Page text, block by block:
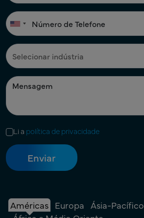
Li a política de privacidade
Américas Europa Ásia-Pacífico